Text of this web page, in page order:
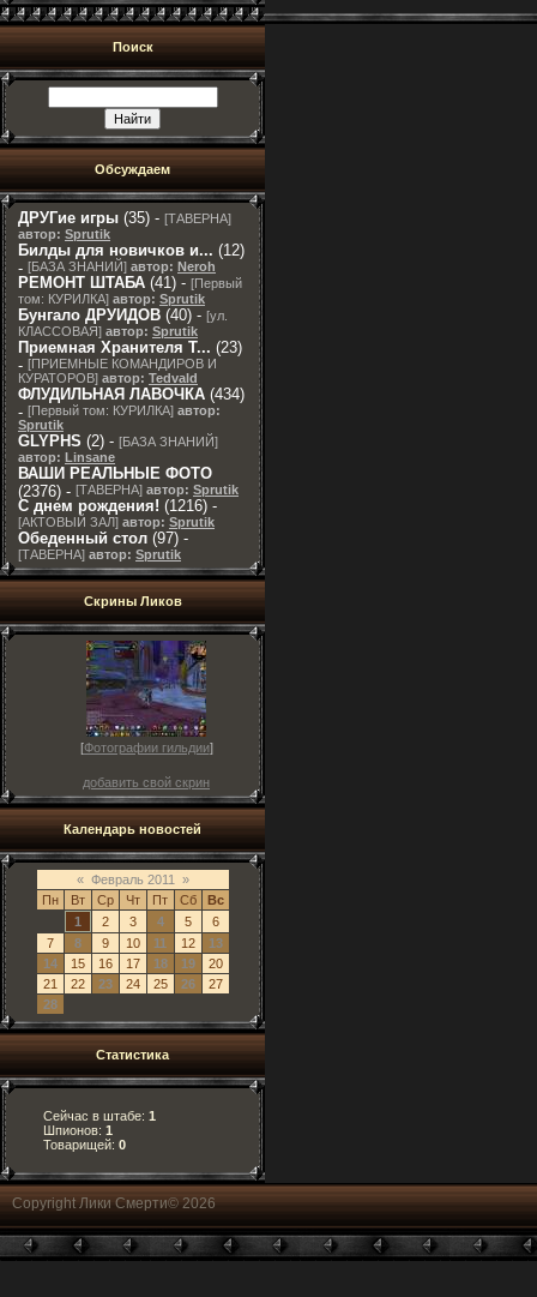
Поиск
Обсуждаем
ДРУГие игры (35) - [ТАВЕРНА]
автор: Sprutik
Билды для новичков и... (12)
- [БАЗА ЗНАНИЙ] автор: Neroh
РЕМОНТ ШТАБА (41) - [Первый
том: КУРИЛКА] автор: Sprutik
Бунгало ДРУИДОВ (40) - [ул.
КЛАССОВАЯ] автор: Sprutik
Приемная Хранителя T... (23)
- [ПРИЕМНЫЕ КОМАНДИРОВ И
КУРАТОРОВ] автор: Tedvald
ФЛУДИЛЬНАЯ ЛАВОЧКА (434)
- [Первый том: КУРИЛКА] автор:
Sprutik
GLYPHS (2) - [БАЗА ЗНАНИЙ]
автор: Linsane
ВАШИ РЕАЛЬНЫЕ ФОТО
(2376) - [ТАВЕРНА] автор: Sprutik
С днем рождения! (1216) -
[АКТОВЫЙ ЗАЛ] автор: Sprutik
Обеденный стол (97) -
[ТАВЕРНА] автор: Sprutik
Скрины Ликов
[Фотографии гильдии]
добавить свой скрин
Календарь новостей
« Февраль 2011
»
Пн
Вт Ср Чт Пт Сб
Вс
1
2 3 4 5
6
7
8 9 10 11 12
13
14
15 16 17 18 19
20
21
22 23 24 25 26
27
28
Статистика
Сейчас в штабе: 1
Шпионов: 1
Товарищей: 0
Copyright Лики Смерти© 2026